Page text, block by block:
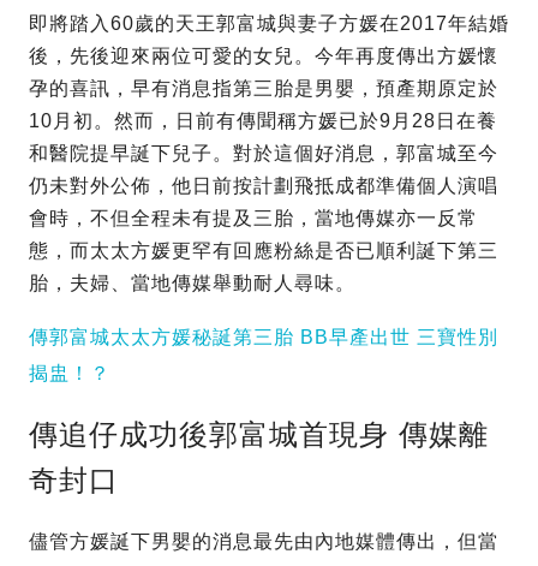
即將踏入60歲的天王郭富城與妻子方媛在2017年結婚
後，先後迎來兩位可愛的女兒。今年再度傳出方媛懷
孕的喜訊，早有消息指第三胎是男嬰，預產期原定於
10月初。然而，日前有傳聞稱方媛已於9月28日在養
和醫院提早誕下兒子。對於這個好消息，郭富城至今
仍未對外公佈，他日前按計劃飛抵成都準備個人演唱
會時，不但全程未有提及三胎，當地傳媒亦一反常
態，而太太方媛更罕有回應粉絲是否已順利誕下第三
胎，夫婦、當地傳媒舉動耐人尋味。
傳郭富城太太方媛秘誕第三胎 BB早產出世 三寶性別
揭盅！？
傳追仔成功後郭富城首現身 傳媒離
奇封口
儘管方媛誕下男嬰的消息最先由內地媒體傳出，但當